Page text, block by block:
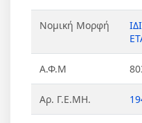
Νομική Μορφή
Α.Φ.Μ
Αρ. Γ.Ε.ΜΗ.